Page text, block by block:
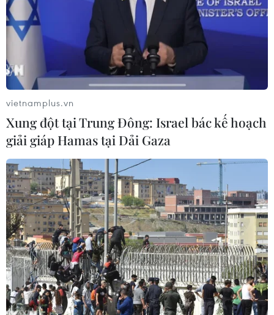
vietnamplus.vn
Xung đột tại Trung Đông: Israel bác kế hoạch
giải giáp Hamas tại Dải Gaza